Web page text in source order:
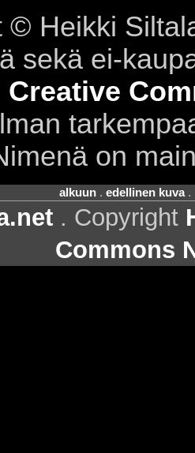
© Heikki
sekä ei-
Creative
on
alkuun. edellinen kuva.
. Copyright
Commons